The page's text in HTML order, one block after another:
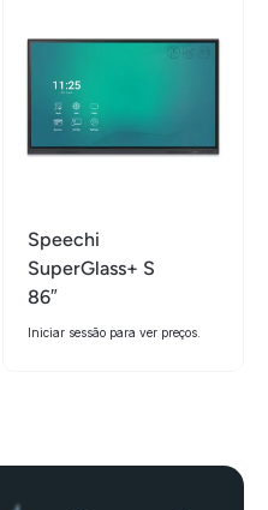
Speechi
SuperGlass+ S
86″
Iniciar sessão para ver preços.